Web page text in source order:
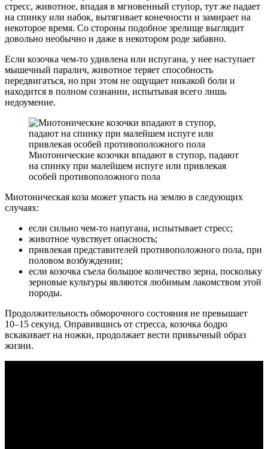
стресс, животное, впадая в мгновенный ступор, тут же падает
на спинку или набок, вытягивает конечности и замирает на
некоторое время. Со стороны подобное зрелище выглядит
довольно необычно и даже в некотором роде забавно.
Если козочка чем-то удивлена или испугана, у нее наступает
мышечный паралич, животное теряет способность
передвигаться, но при этом не ощущает никакой боли и
находится в полном сознании, испытывая всего лишь
недоумение.
Миотонические козочки впадают в ступор, падают
на спинку при малейшем испуге или привлекая
особей противоположного пола
Миотоническая коза может упасть на землю в следующих
случаях:
если сильно чем-то напугана, испытывает стресс;
животное чувствует опасность;
привлекая представителей противоположного пола, при
половом возбуждении;
если козочка съела большое количество зерна, поскольку
зерновые культуры являются любимым лакомством этой
породы.
Продолжительность обморочного состояния не превышает
10–15 секунд. Оправившись от стресса, козочка бодро
вскакивает на ножки, продолжает вести привычный образ
жизни.